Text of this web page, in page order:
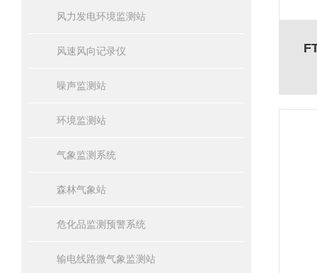
风力发电环境监测站
风速风向记录仪
噪声监测站
环境监测站
气象监测系统
森林气象站
危化品监测预警系统
输电线路微气象监测站